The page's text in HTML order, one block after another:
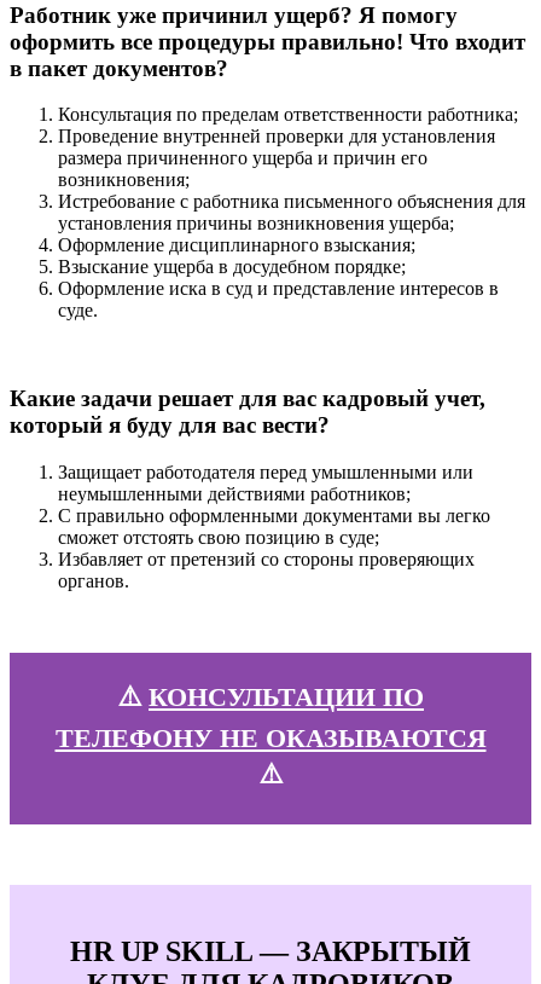
Работник уже причинил ущерб? Я помогу
оформить все процедуры правильно! Что входит
в пакет документов?
Консультация по пределам ответственности работника;
Проведение внутренней проверки для установления
размера причиненного ущерба и причин его
возникновения;
Истребование с работника письменного объяснения для
установления причины возникновения ущерба;
Оформление дисциплинарного взыскания;
Взыскание ущерба в досудебном порядке;
Оформление иска в суд и представление интересов в
суде.
Какие задачи решает для вас кадровый учет,
который я буду для вас вести?
Защищает работодателя перед умышленными или
неумышленными действиями работников;
С правильно оформленными документами вы легко
сможет отстоять свою позицию в суде;
Избавляет от претензий со стороны проверяющих
органов.
⚠️ КОНСУЛЬТАЦИИ ПО
ТЕЛЕФОНУ НЕ ОКАЗЫВАЮТСЯ
⚠️
HR UP SKILL — ЗАКРЫТЫЙ